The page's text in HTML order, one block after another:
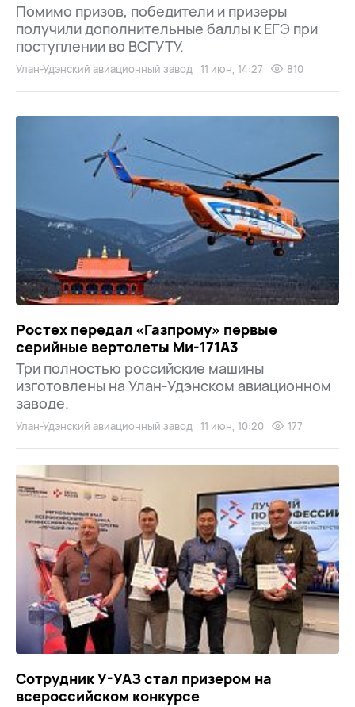
Помимо призов, победители и призеры
получили дополнительные баллы к ЕГЭ при
поступлении во ВСГУТУ.
Улан-Удэнский авиационный завод 11 июн, 14:27 810
Ростех передал «Газпрому» первые
серийные вертолеты Ми-171А3
Три полностью российские машины
изготовлены на Улан-Удэнском авиационном
заводе.
Улан-Удэнский авиационный завод 11 июн, 10:20 177
Сотрудник У-УАЗ стал призером на
всероссийском конкурсе